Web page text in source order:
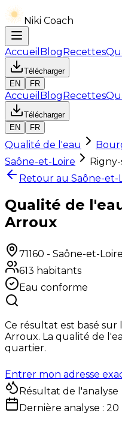
Niki Coach
Accueil BlogRecettes
Télécharger
EN
FR
Accueil BlogRecettes
Télécharger
EN
FR
Qualité de l'eau
Saône-et-Loire
Retour au Saône-et-
Qualité de
Arroux
71160 - Saône-et-Loire
613 habitants
Eau conforme
Ce résultat est basé sur
Arroux. La qualité de
quartier.
Entrer mon adresse
Résultat de l'analyse
Dernière analyse : 20